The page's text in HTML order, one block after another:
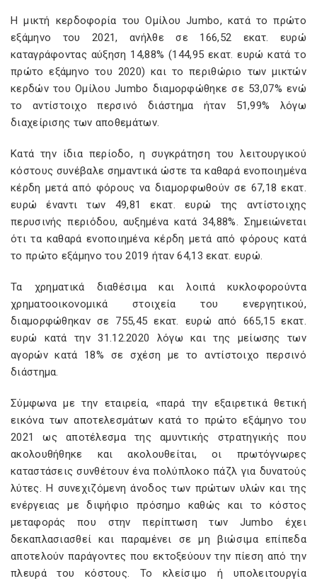
Η μικτή κερδοφορία του Ομίλου Jumbo, κατά το πρώτο
εξάμηνο του 2021, ανήλθε σε 166,52 εκατ. ευρώ
καταγράφοντας αύξηση 14,88% (144,95 εκατ. ευρώ κατά το
πρώτο εξάμηνο του 2020) και το περιθώριο των μικτών
κερδών του Ομίλου Jumbo διαμορφώθηκε σε 53,07% ενώ
το αντίστοιχο περσινό διάστημα ήταν 51,99% λόγω
διαχείρισης των αποθεμάτων.
Κατά την ίδια περίοδο, η συγκράτηση του λειτουργικού
κόστους συνέβαλε σημαντικά ώστε τα καθαρά ενοποιημένα
κέρδη μετά από φόρους να διαμορφωθούν σε 67,18 εκατ.
ευρώ έναντι των 49,81 εκατ. ευρώ της αντίστοιχης
περυσινής περιόδου, αυξημένα κατά 34,88%. Σημειώνεται
ότι τα καθαρά ενοποιημένα κέρδη μετά από φόρους κατά
το πρώτο εξάμηνο του 2019 ήταν 64,13 εκατ. ευρώ.
Τα χρηματικά διαθέσιμα και λοιπά κυκλοφορούντα
χρηματοοικονομικά στοιχεία του ενεργητικού,
διαμορφώθηκαν σε 755,45 εκατ. ευρώ από 665,15 εκατ.
ευρώ κατά την 31.12.2020 λόγω και της μείωσης των
αγορών κατά 18% σε σχέση με το αντίστοιχο περσινό
διάστημα.
Σύμφωνα με την εταιρεία, «παρά την εξαιρετικά θετική
εικόνα των αποτελεσμάτων κατά το πρώτο εξάμηνο του
2021 ως αποτέλεσμα της αμυντικής στρατηγικής που
ακολουθήθηκε και ακολουθείται, οι πρωτόγνωρες
καταστάσεις συνθέτουν ένα πολύπλοκο πάζλ για δυνατούς
λύτες. Η συνεχιζόμενη άνοδος των πρώτων υλών και της
ενέργειας με διψήφιο πρόσημο καθώς και το κόστος
μεταφοράς που στην περίπτωση των Jumbo έχει
δεκαπλασιασθεί και παραμένει σε μη βιώσιμα επίπεδα
αποτελούν παράγοντες που εκτοξεύουν την πίεση από την
πλευρά του κόστους. Το κλείσιμο ή υπολειτουργία